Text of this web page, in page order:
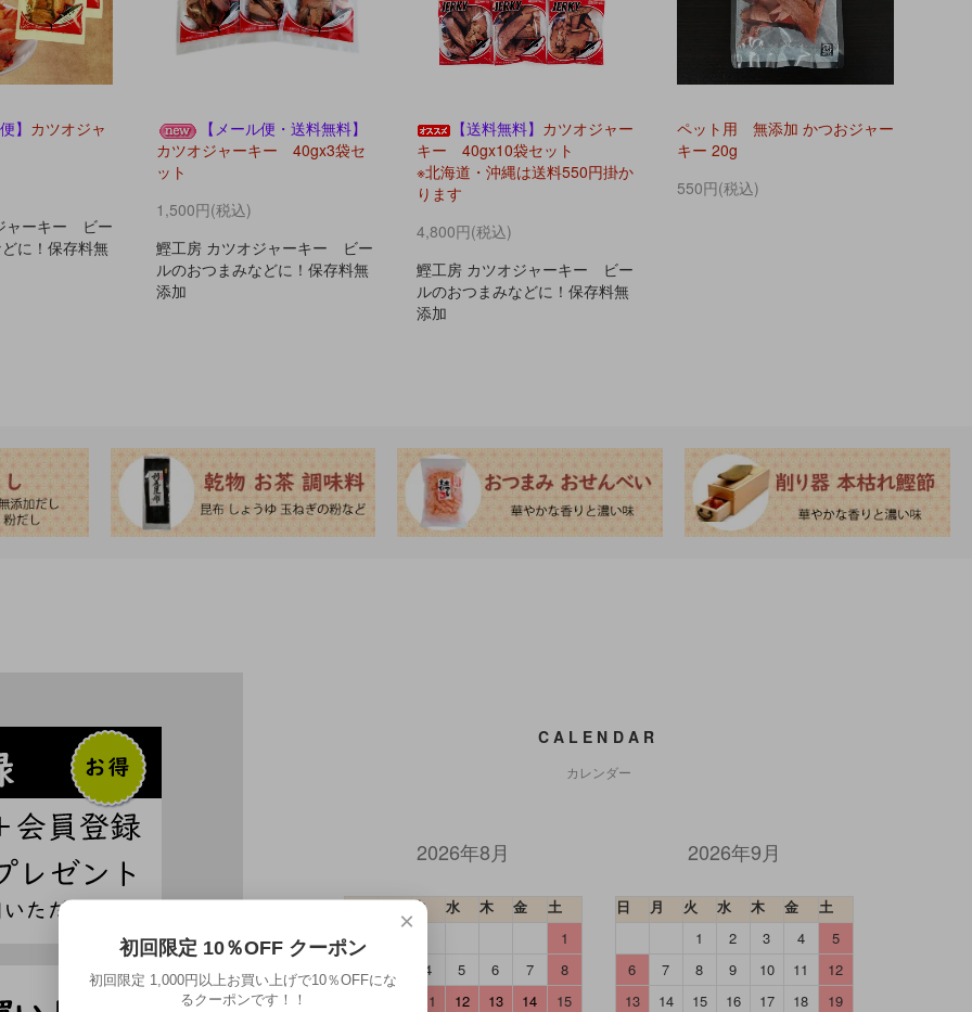
】 カツオジャ
ャーキー ビー
に！保存料無
【メール便・送料無料】
カツオジャーキー 40gx3袋セ
ット
1,500円(税込)
鰹工房 カツオジャーキー ビー
ルのおつまみなどに！保存料無
添加
【送料無料】 カツオジャー
キー 40gx10袋セット
※北海道・沖縄は送料550円掛か
ります
4,800円(税込)
鰹工房 カツオジャーキー ビー
ルのおつまみなどに！保存料無
添加
ペット用 無添加 かつおジャー
キー 20g
550円(税込)
CALENDAR
カレンダー
2026年8月
日 月 火 水 木 金
土
1
2
4 5 6 7
8
11 12 13 14
15
2026年9月
日 月 火 水 木 金
土
1
2 3 4
5
6
7 8 9 10 11
12
13
14 15 16 17 18
19
×
初回限定 10％OFF クーポン
初回限定 1,000円以上お買い上げで10％OFFにな
るクーポンです！！